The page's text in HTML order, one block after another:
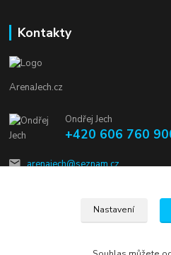
Kontakty
ArenaJech.cz
Ondřej Jech
+420 606 760
arenajech@seznam.cz
Nastavení